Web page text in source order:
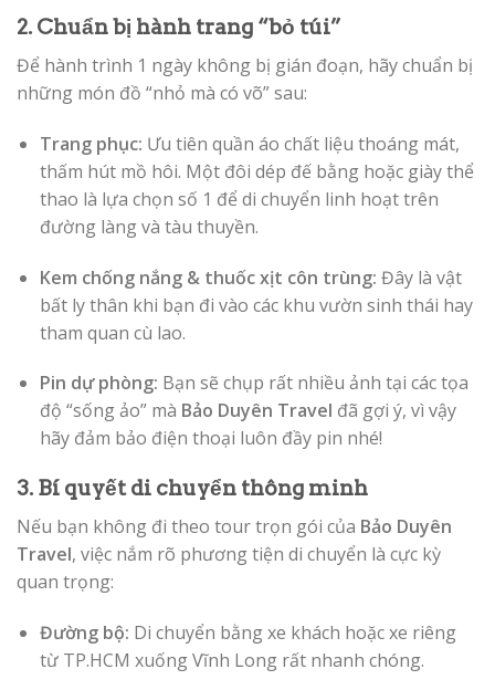
2. Chuẩn bị hành trang “bỏ túi”
Để hành trình 1 ngày không bị gián đoạn, hãy chuẩn bị
những món đồ “nhỏ mà có võ” sau:
Trang phục: Ưu tiên quần áo chất liệu thoáng mát,
thấm hút mồ hôi. Một đôi dép đế bằng hoặc giày thể
thao là lựa chọn số 1 để di chuyển linh hoạt trên
đường làng và tàu thuyền.
Kem chống nắng & thuốc xịt côn trùng: Đây là vật
bất ly thân khi bạn đi vào các khu vườn sinh thái hay
tham quan cù lao.
Pin dự phòng: Bạn sẽ chụp rất nhiều ảnh tại các tọa
độ “sống ảo” mà Bảo Duyên Travel đã gợi ý, vì vậy
hãy đảm bảo điện thoại luôn đầy pin nhé!
3. Bí quyết di chuyển thông minh
Nếu bạn không đi theo tour trọn gói của Bảo Duyên
Travel, việc nắm rõ phương tiện di chuyển là cực kỳ
quan trọng:
Đường bộ: Di chuyển bằng xe khách hoặc xe riêng
từ TP.HCM xuống Vĩnh Long rất nhanh chóng.